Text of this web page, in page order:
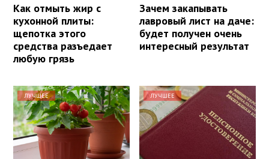
Как отмыть жир с
кухонной плиты:
щепотка этого
средства разъедает
любую грязь
Зачем закапывать
лавровый лист на даче:
будет получен очень
интересный результат
ЛУЧШЕЕ ЛУЧШЕЕ